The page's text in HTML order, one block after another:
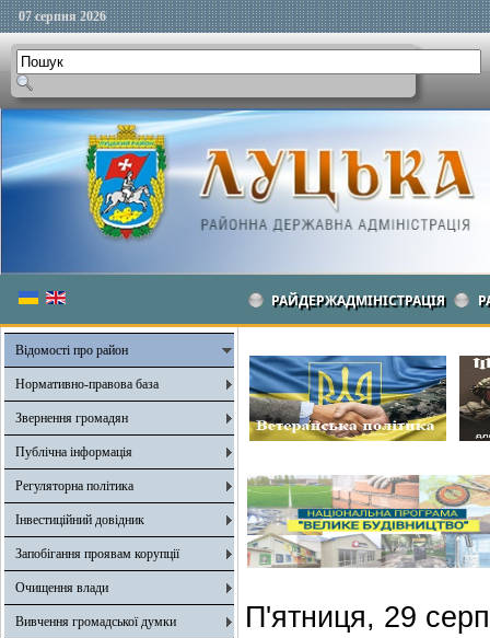
07 серпня 2026
РАЙДЕРЖАДМІНІСТРАЦІЯ
Відомості про район
Нормативно-правова база
Звернення громадян
Публічна інформація
Регуляторна політика
Інвестиційний довідник
Запобігання проявам корупції
Очищення влади
Вивчення громадської думки П'ятниця, 29